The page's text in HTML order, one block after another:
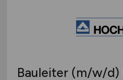
Bauleiter (m/w/d)